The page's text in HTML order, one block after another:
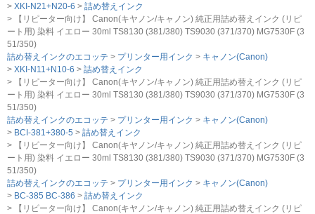
XKI-N21+N20-6
詰め替えインク
【リピーター向け】 Canon(キヤノン/キャノン) 純正用詰め替えインク (リピ
ート用) 染料 イエロー 30ml TS8130 (381/380) TS9030 (371/370) MG7530F (3
51/350)
詰め替えインクのエコッテ
プリンター用インク
キャノン(Canon)
XKI-N11+N10-6
詰め替えインク
【リピーター向け】 Canon(キヤノン/キャノン) 純正用詰め替えインク (リピ
ート用) 染料 イエロー 30ml TS8130 (381/380) TS9030 (371/370) MG7530F (3
51/350)
詰め替えインクのエコッテ
プリンター用インク
キャノン(Canon)
BCI-381+380-5
詰め替えインク
【リピーター向け】 Canon(キヤノン/キャノン) 純正用詰め替えインク (リピ
ート用) 染料 イエロー 30ml TS8130 (381/380) TS9030 (371/370) MG7530F (3
51/350)
詰め替えインクのエコッテ
プリンター用インク
キャノン(Canon)
BC-385 BC-386
詰め替えインク
【リピーター向け】 Canon(キヤノン/キャノン) 純正用詰め替えインク (リピ